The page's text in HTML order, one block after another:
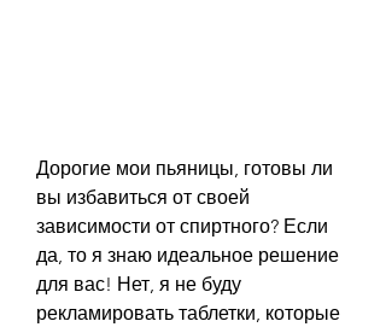
Дорогие мои пьяницы, готовы ли
вы избавиться от своей
зависимости от спиртного? Если
да, то я знаю идеальное решение
для вас! Нет, я не буду
рекламировать таблетки, которые